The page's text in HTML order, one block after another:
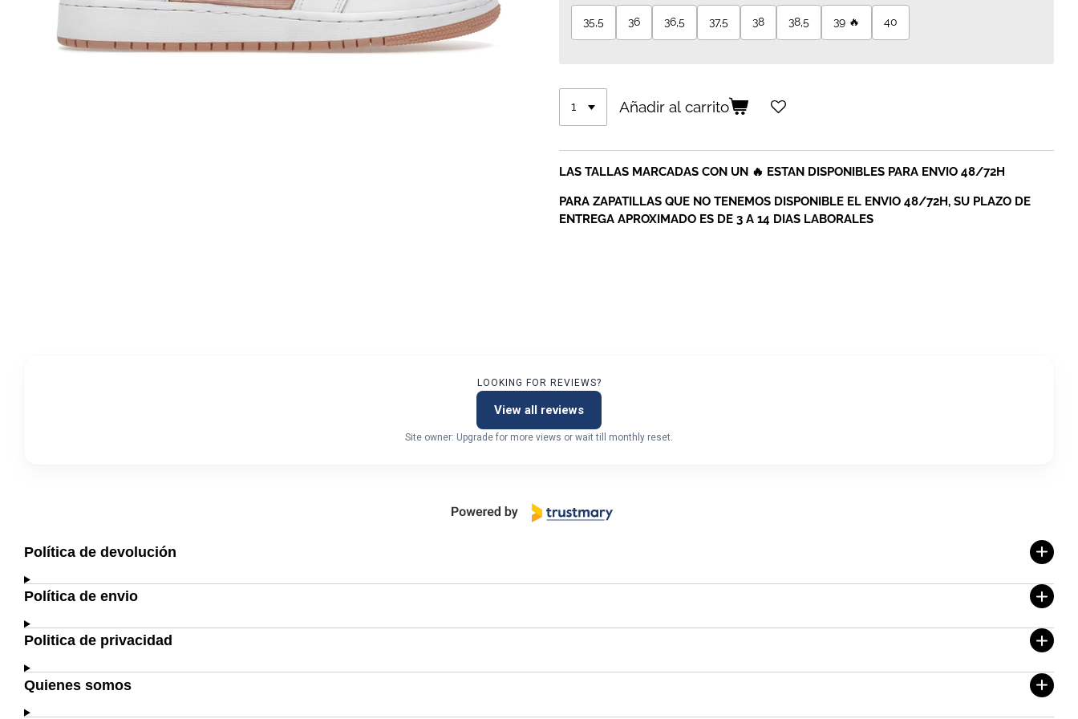
35,5 36 36,5 37,5 38 38,5 39 🔥 40
Añadir al carrito
LAS TALLAS MARCADAS CON UN 🔥 ESTAN DISPONIBLES PARA ENVIO 48/72H
PARA ZAPATILLAS QUE NO TENEMOS DISPONIBLE EL ENVIO 48/72H, SU PLAZO DE
ENTREGA APROXIMADO ES DE 3 A 14 DIAS LABORALES
LOOKING FOR REVIEWS?
View all reviews
Site owner: Upgrade for more views or wait till monthly reset.
Política de devolución
Política de envio
Politica de privacidad
Quienes somos